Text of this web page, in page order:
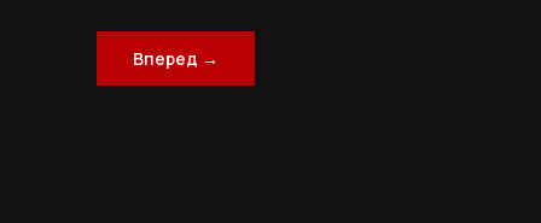
Вперед →